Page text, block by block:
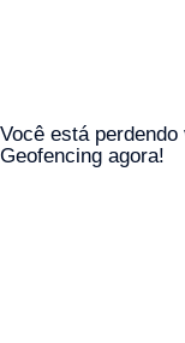
Você está
Geofencing agora!